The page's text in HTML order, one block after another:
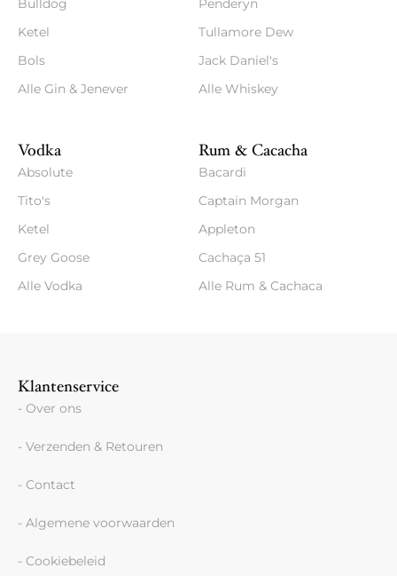
Bulldog
Ketel
Bols
Alle Gin & Jenever
Penderyn
Tullamore Dew
Jack Daniel's
Alle Whiskey
Vodka
Absolute
Tito's
Ketel
Grey Goose
Alle Vodka
Rum & Cacacha
Bacardi
Captain Morgan
Appleton
Cachaça 51
Alle Rum & Cachaca
Klantenservice
- Over ons
- Verzenden & Retouren
- Contact
- Algemene voorwaarden
- Cookiebeleid